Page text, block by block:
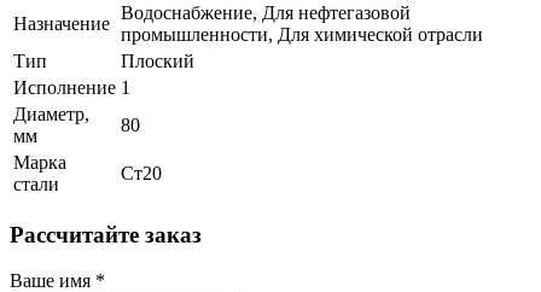
Назначение
Водоснабжение, Для нефтегазовой
промышленности, Для химической отрасли
Тип
Плоский
Исполнение 1
Диаметр,
мм
80
Марка
стали
Ст20
Рассчитайте заказ
Ваше имя *